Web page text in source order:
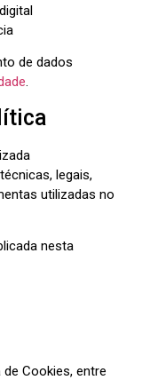
de dados
.
legais,
utilizadas no
nesta
Cookies, entre